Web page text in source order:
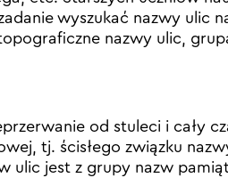
wyszukać nazwy ulic
nazwy ulic,
od stuleci i cały
tj. ścisłego związku
ulic jest z grupy nazw